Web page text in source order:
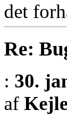
det
Re:
: 30.
af